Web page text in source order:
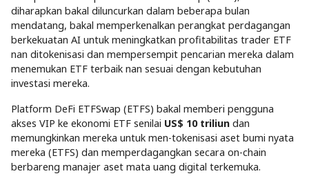
diharapkan bakal diluncurkan dalam beberapa bulan
mendatang, bakal memperkenalkan perangkat perdagangan
berkekuatan AI untuk meningkatkan profitabilitas trader ETF
nan ditokenisasi dan mempersempit pencarian mereka dalam
menemukan ETF terbaik nan sesuai dengan kebutuhan
investasi mereka.
Platform DeFi ETFSwap (ETFS) bakal memberi pengguna
akses VIP ke ekonomi ETF senilai US$ 10 triliun dan
memungkinkan mereka untuk men-tokenisasi aset bumi nyata
mereka (ETFS) dan memperdagangkan secara on-chain
berbareng manajer aset mata uang digital terkemuka.